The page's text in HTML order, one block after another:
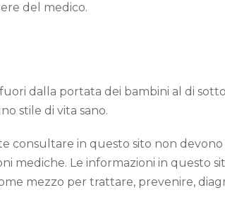
del medico.
dalla portata dei bambini al di
stile di vita sano.
consultare in questo sito non
mediche. Le informazioni in questo
mezzo per trattare, prevenire,